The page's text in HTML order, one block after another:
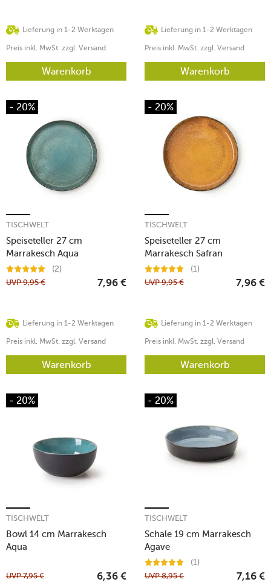
Lieferung in 1-2 Werktagen
Preis inkl. MwSt. zzgl. Versand
Warenkorb
Lieferung in 1-2 Werktagen
Preis inkl. MwSt. zzgl. Versand
Warenkorb
- 20%
Speiseteller 27 cm
Marrakesch Aqua
TISCHWELT
(2)
Lieferung in 1-2 Werktagen
UVP9,95 € 7,96 €
Preis inkl. MwSt. zzgl. Versand
Warenkorb
- 20%
Speiseteller 27 cm
Marrakesch Safran
TISCHWELT
(1)
Lieferung in 1-2 Werktagen
UVP9,95 € 7,96 €
Preis inkl. MwSt. zzgl. Versand
Warenkorb
- 20%
Bowl 14 cm Marrakesch
Aqua
TISCHWELT
UVP7,95 € 6,36 €
- 20%
Schale 19 cm Marrakesch
Agave
TISCHWELT
(1)
UVP8,95 € 7,16 €